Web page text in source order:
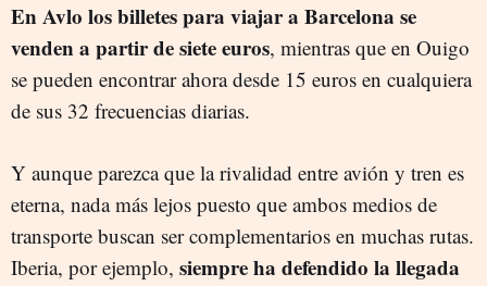
En Avlo los billetes para viajar a Barcelona se
venden a partir de siete euros, mientras que en Ouigo
se pueden encontrar ahora desde 15 euros en cualquiera
de sus 32 frecuencias diarias.
Y aunque parezca que la rivalidad entre avión y tren es
eterna, nada más lejos puesto que ambos medios de
transporte buscan ser complementarios en muchas rutas.
Iberia, por ejemplo, siempre ha defendido la llegada